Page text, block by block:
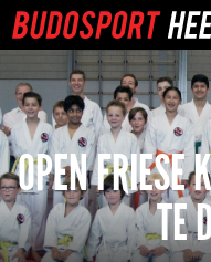
OPEN FRIESE
TE